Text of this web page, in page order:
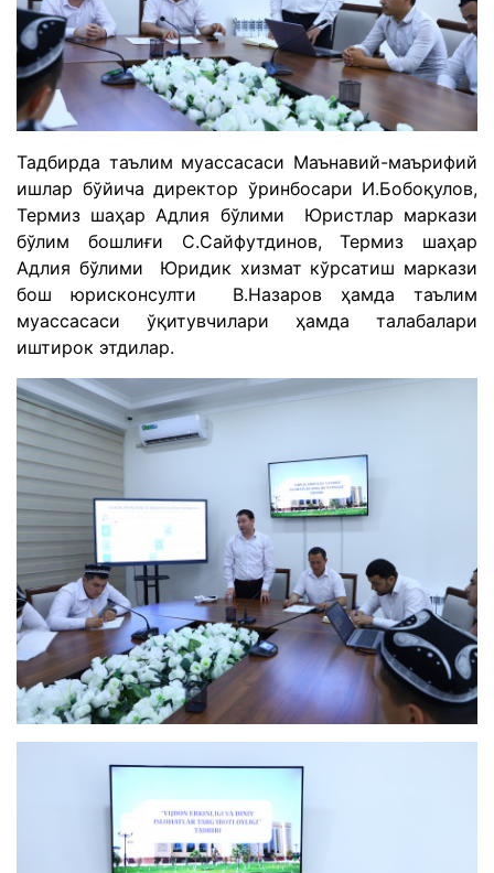
Тадбирда таълим муассасаси Маънавий-маърифий
ишлар бўйича директор ўринбосари И.Бобоқулов,
Термиз шаҳар Адлия бўлими Юристлар маркази
бўлим бошлиғи С.Сайфутдинов, Термиз шаҳар
Адлия бўлими Юридик хизмат кўрсатиш маркази
бош юрисконсулти В.Назаров ҳамда таълим
муассасаси ўқитувчилари ҳамда талабалари
иштирок этдилар.